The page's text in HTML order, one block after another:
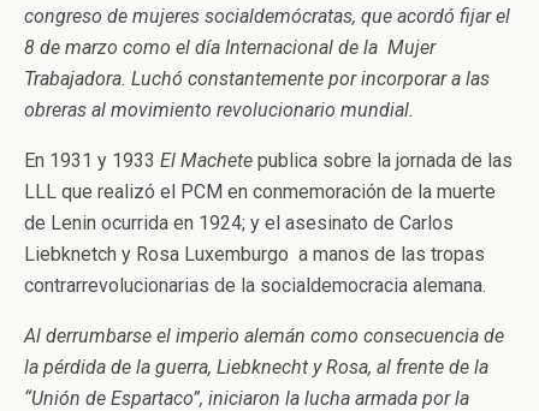
congreso de mujeres socialdemócratas, que acordó fijar el
8 de marzo como el día Internacional de la Mujer
Trabajadora. Luchó constantemente por incorporar a las
obreras al movimiento revolucionario mundial.
En 1931 y 1933 El Machete publica sobre la jornada de las
LLL que realizó el PCM en conmemoración de la muerte
de Lenin ocurrida en 1924; y el asesinato de Carlos
Liebknetch y Rosa Luxemburgo a manos de las tropas
contrarrevolucionarias de la socialdemocracia alemana.
Al derrumbarse el imperio alemán como consecuencia de
la pérdida de la guerra, Liebknecht y Rosa, al frente de la
“Unión de Espartaco”, iniciaron la lucha armada por la